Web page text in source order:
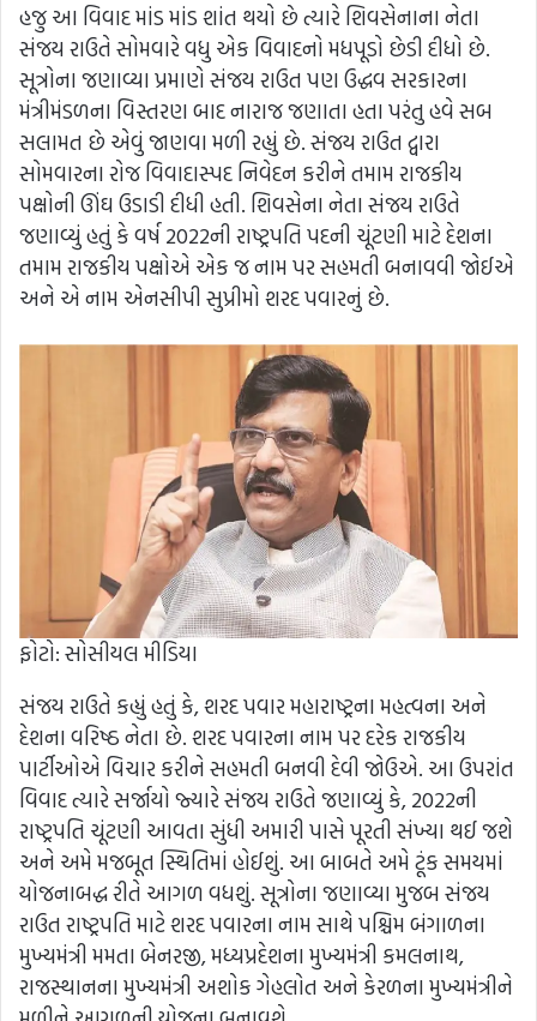
હજુ આ વિવાદ માંડ માંડ શાંત થયો છે ત્યારે શિવસેનાના નેતા
સંજય રાઉતે સોમવારે વધુ એક વિવાદનો મધપૂડો છેડી દીધો છે.
સૂત્રોના જણાવ્યા પ્રમાણે સંજય રાઉત પણ ઉદ્ધવ સરકારના
મંત્રીમંડળના વિસ્તરણ બાદ નારાજ જણાતા હતા પરંતુ હવે સબ
સલામત છે એવું જાણવા મળી રહ્યું છે. સંજય રાઉત દ્વારા
સોમવારના રોજ વિવાદાસ્પદ નિવેદન કરીને તમામ રાજકીય
પક્ષોની ઊંઘ ઉડાડી દીધી હતી. શિવસેના નેતા સંજય રાઉતે
જણાવ્યું હતું કે વર્ષ 2022ની રાષ્ટ્રપતિ પદની ચૂંટણી માટે દેશના
તમામ રાજકીય પક્ષોએ એક જ નામ પર સહમતી બનાવવી જોઈએ
અને એ નામ એનસીપી સુપ્રીમો શરદ પવારનું છે.
ફોટો: સોસીયલ મીડિયા
સંજય રાઉતે કહ્યું હતું કે, શરદ પવાર મહારાષ્ટ્રના મહત્વના અને
દેશના વરિષ્ઠ નેતા છે. શરદ પવારના નામ પર દરેક રાજકીય
પાર્ટીઓએ વિચાર કરીને સહમતી બનવી દેવી જોઉએ. આ ઉપરાંત
વિવાદ ત્યારે સર્જાયો જ્યારે સંજય રાઉતે જણાવ્યું કે, 2022ની
રાષ્ટ્રપતિ ચૂંટણી આવતા સુંધી અમારી પાસે પૂરતી સંખ્યા થઈ જશે
અને અમે મજબૂત સ્થિતિમાં હોઈશું. આ બાબતે અમે ટૂંક સમયમાં
યોજનાબદ્ધ રીતે આગળ વધશું. સૂત્રોના જણાવ્યા મુજબ સંજય
રાઉત રાષ્ટ્રપતિ માટે શરદ પવારના નામ સાથે પશ્ચિમ બંગાળના
મુખ્યમંત્રી મમતા બેનરજી, મધ્યપ્રદેશના મુખ્યમંત્રી કમલનાથ,
રાજસ્થાનના મુખ્યમંત્રી અશોક ગેહલોત અને કેરળના મુખ્યમંત્રીને